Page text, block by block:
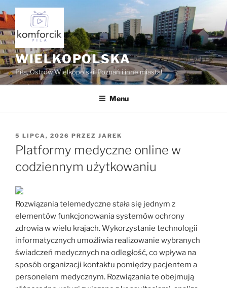
Przejdź
do
treści
WIELKOPOLSKA
Piła, Ostrów Wielkopolski, Poznań i inne miasta!
Menu
OPUBLIKOWANE
W
5 LIPCA, 2026 PRZEZ JAREK
Platformy medyczne online w
codziennym użytkowaniu
Rozwiązania telemedyczne stała się jednym z
elementów funkcjonowania systemów ochrony
zdrowia w wielu krajach. Wykorzystanie technologii
informatycznych umożliwia realizowanie wybranych
świadczeń medycznych na odległość, co wpływa na
sposób organizacji kontaktu pomiędzy pacjentem a
personelem medycznym. Rozwiązania te obejmują